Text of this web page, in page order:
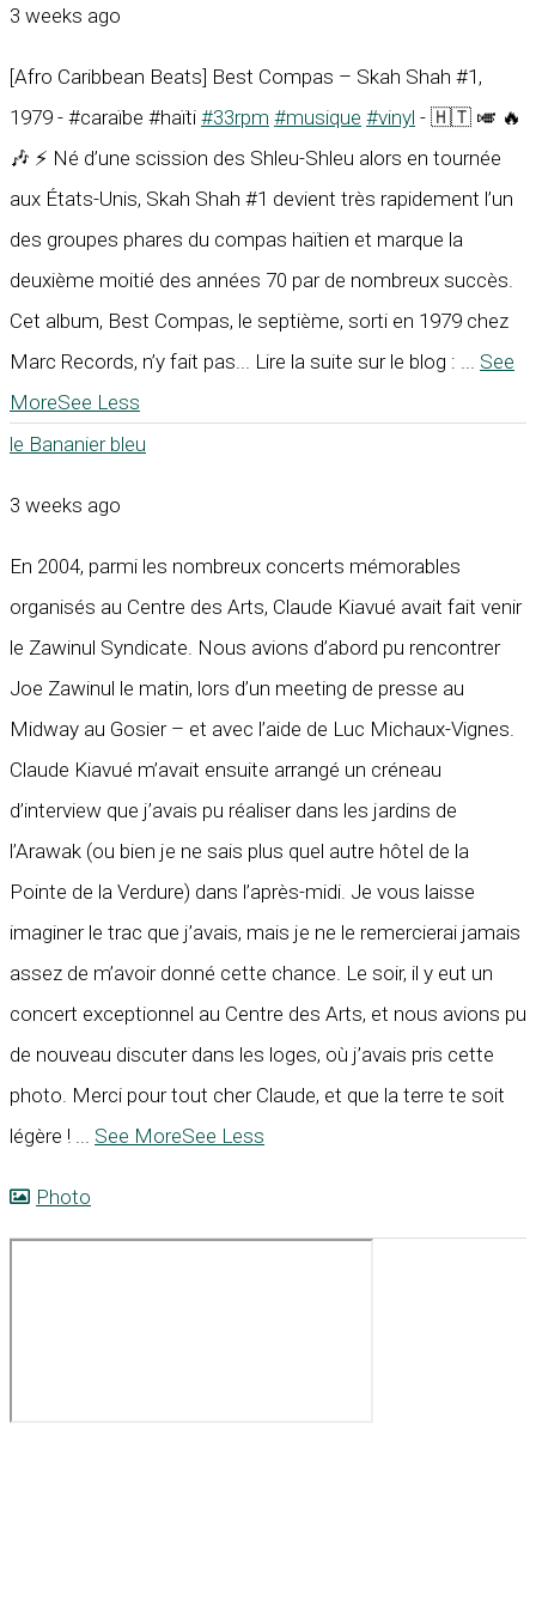
3 weeks ago
[Afro Caribbean Beats] Best Compas – Skah Shah #1,
1979 - #caraïbe #haïti #33rpm #musique #vinyl - 🇭🇹 🎺 🔥
🎶 ⚡ Né d’une scission des Shleu-Shleu alors en tournée
aux États-Unis, Skah Shah #1 devient très rapidement l’un
des groupes phares du compas haïtien et marque la
deuxième moitié des années 70 par de nombreux succès.
Cet album, Best Compas, le septième, sorti en 1979 chez
Marc Records, n’y fait pas... Lire la suite sur le blog :
See
MoreSee Less
le Bananier bleu
3 weeks ago
En 2004, parmi les nombreux concerts mémorables
organisés au Centre des Arts, Claude Kiavué avait fait venir
le Zawinul Syndicate. Nous avions d’abord pu rencontrer
Joe Zawinul le matin, lors d’un meeting de presse au
Midway au Gosier – et avec l’aide de Luc Michaux-Vignes.
Claude Kiavué m’avait ensuite arrangé un créneau
d’interview que j’avais pu réaliser dans les jardins de
l’Arawak (ou bien je ne sais plus quel autre hôtel de la
Pointe de la Verdure) dans l’après-midi. Je vous laisse
imaginer le trac que j’avais, mais je ne le remercierai jamais
assez de m’avoir donné cette chance. Le soir, il y eut un
concert exceptionnel au Centre des Arts, et nous avions pu
de nouveau discuter dans les loges, où j’avais pris cette
photo. Merci pour tout cher Claude, et que la terre te soit
légère !
See MoreSee Less
Photo